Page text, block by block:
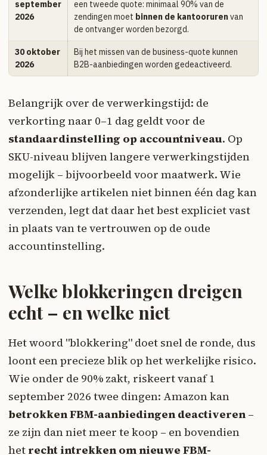
september
2026
een tweede quote: minimaal 90% van de
zendingen moet binnen de kantoorurenvan
de ontvanger worden bezorgd.
30 oktober
2026
Bij het missen van de business-quote kunnen
B2B-aanbiedingen worden gedeactiveerd.
Belangrijk over de verwerkingstijd: de
verkorting naar 0–1 dag geldt voor de
standaardinstelling op accountniveau. Op
SKU-niveau blijven langere verwerkingstijden
mogelijk – bijvoorbeeld voor maatwerk. Wie
afzonderlijke artikelen niet binnen één dag kan
verzenden, legt dat daar het best expliciet vast
in plaats van te vertrouwen op de oude
accountinstelling.
Welke blokkeringen dreigen
echt – en welke niet
Het woord "blokkering" doet snel de ronde, dus
loont een precieze blik op het werkelijke risico.
Wie onder de 90% zakt, riskeert vanaf 1
september 2026 twee dingen: Amazon kan
betrokken FBM-aanbiedingen deactiveren –
ze zijn dan niet meer te koop – en bovendien
het recht intrekken om nieuwe FBM-